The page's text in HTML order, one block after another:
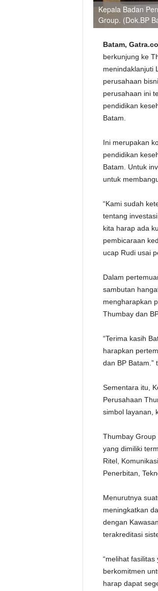
Kepala Badan
Group. (Dok.BP
Batam,
berkunjung ke
menindaklanjuti
perusahaan
perusahaan ini
pendidikan
Batam.
Ini merupakan
pendidikan
Batam. Untuk
untuk
“Kami sudah
tentang
kita harap ada
pembicaraan
ucap Rudi usai
Dalam
sambutan
mengharapkan
Thumbay dan
“Terima kasih
harapkan
dan BP Batam.”
Sementara itu,
Perusahaan
simbol layanan,
Thumbay
yang dimiliki
Ritel,
Penerbitan,
Menurutnya
meningkatkan
dengan
terakreditasi
“melihat
berkomitmen
harap dapat